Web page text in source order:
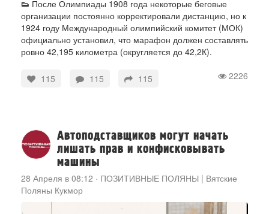
👟 После Олимпиады 1908 года некоторые беговые
организации постоянно корректировали дистанцию, но к
1924 году Международный олимпийский комитет (МОК)
официально установил, что марафон должен составлять
ровно 42,195 километра (округляется до 42,2К).
2226
115 115 115
Автоподставщиков могут начать
лишать прав и конфисковывать
машины
28 Апреля в 08:12 · ПОЗИТИВНЫЕ ПОЛЯНЫ | Вятские
Поляны Кукмор